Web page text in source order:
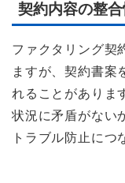
契約内容の整
ファクタリング契
ますが、契約書案
れることがありま
状況に矛盾がない
トラブル防止につ